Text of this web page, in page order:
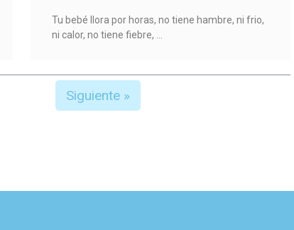
Tu bebé llora por horas, no tiene hambre, ni frio,
ni calor, no tiene fiebre,
Siguiente »